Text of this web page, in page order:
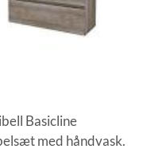
Basicline
med håndvask.